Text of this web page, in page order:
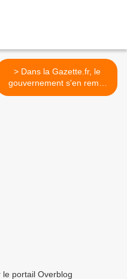
> Dans la Gazette.fr, le
gouvernement s'en remet
aux élus >
le portail Overblog